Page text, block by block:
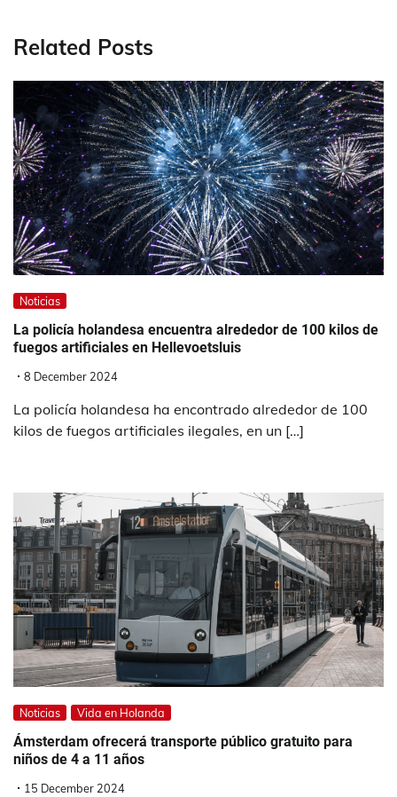
Related Posts
Noticias
La policía holandesa encuentra alrededor de 100 kilos de
fuegos artificiales en Hellevoetsluis
8 December 2024
La policía holandesa ha encontrado alrededor de 100
kilos de fuegos artificiales ilegales, en un […]
Noticias Vida en Holanda
Ámsterdam ofrecerá transporte público gratuito para
niños de 4 a 11 años
15 December 2024